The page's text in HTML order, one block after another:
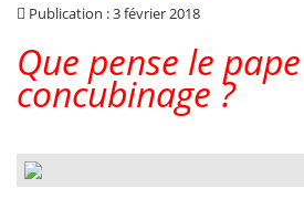
Publication : 3 février 2018
Que pense le
concubinage ?